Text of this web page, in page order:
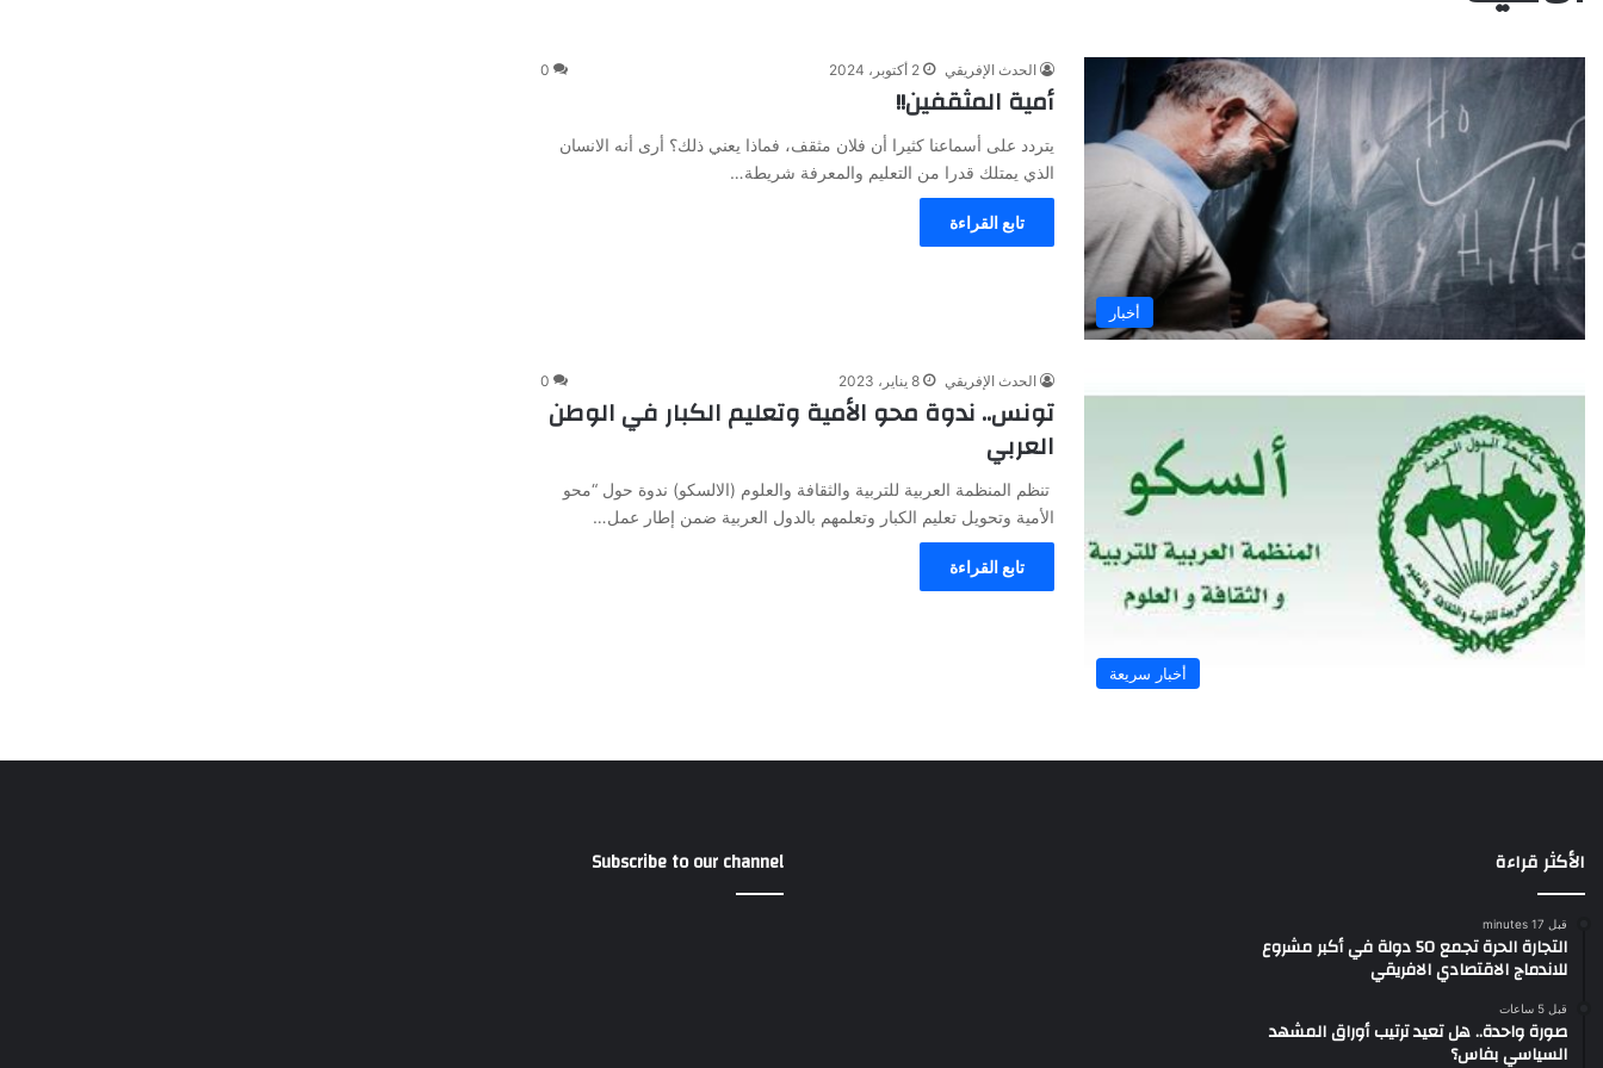
أخبار
الحدث الإفريقي 2 أكتوبر، 2024 0
أمية المثقفين!!
يتردد على أسماعنا كثيرا أن فلان مثقف، فماذا يعني ذلك؟ أرى أنه الانسان
الذي يمتلك قدرا من التعليم والمعرفة شريطة…
تابع القراءة
أخبار سريعة
الحدث الإفريقي 8 يناير، 2023 0
تونس.. ندوة محو الأمية وتعليم الكبار في الوطن
العربي
تنظم المنظمة العربية للتربية والثقافة والعلوم (الالسكو) ندوة حول “محو
الأمية وتحويل تعليم الكبار وتعلمهم بالدول العربية ضمن إطار عمل…
تابع القراءة
الأكثر قراءة
قبل 17 minutes
التجارة الحرة تجمع 50 دولة في أكبر مشروع
للاندماج الاقتصادي الافريقي
قبل 5 ساعات
صورة واحدة.. هل تعيد ترتيب أوراق المشهد
السياسي بفاس؟
Subscribe to our channel